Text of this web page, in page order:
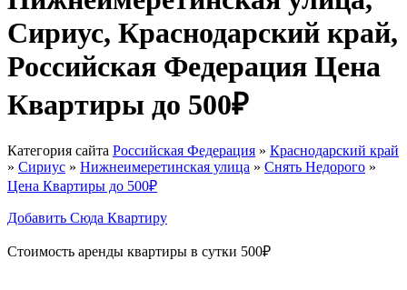
Сириус, Краснодарский край,
Российская Федерация Цена
Квартиры до 500₽
Категория сайта Российская Федерация » Краснодарский край
» Сириус » Нижнеимеретинская улица » Снять Недорого »
Цена Квартиры до 500₽
Добавить Сюда Квартиру
Стоимость аренды квартиры в сутки 500₽